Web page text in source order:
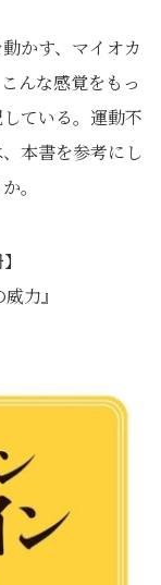
かす、マイオカ
んな感覚をもっ
ている。運動不
本書を参考にし
。
力』